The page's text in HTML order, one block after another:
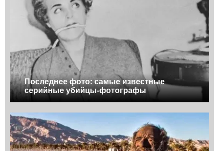
Последнее фото: самые известные
серийные убийцы-фотографы